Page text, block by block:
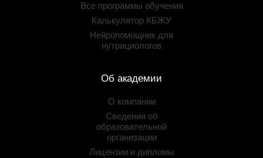
Все программы обучения
Калькулятор КБЖУ
Нейропомощник для
нутрициологов
Об академии
О компании
Сведения об
образовательной
организации
Лицензии и дипломы